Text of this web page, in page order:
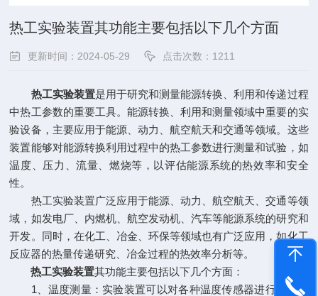
热工实验装置其功能主要包括以下几个方面
更新时间：2024-05-29 点击次数：1211
热工实验装置是用于研究和测量能源转换、利用和传递过程
中热工参数的重要工具。能源转换、利用和测量领域中重要的实
验设备，主要应用于能源、动力、航空航天和交通等领域。这些
装置能够对能源转换利用过程中的热工参数进行测量和试验，如
温度、压力、流量、燃烧等，以评估能源系统的热效率和安全
性。
热工实验装置广泛应用于能源、动力、航空航天、交通等领
域，如发电厂、内燃机、航空发动机、汽车等能源系统的研究和
开发。同时，在化工、冶金、环保等领域也有广泛应用，如化工
反应器的热量传递研究、冶金过程的热效率分析等。
热工实验装置其功能主要包括以下几个方面：
1、温度测量：实验装置可以对各种温度传感器进行校准和